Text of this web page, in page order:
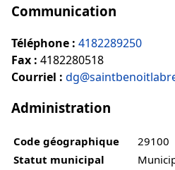
Communication
Téléphone : 4182289250
Fax : 4182280518
Courriel :
Administration
Code géographique
29100
Statut municipal